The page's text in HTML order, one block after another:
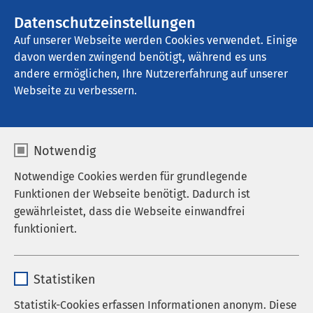
Datenschutzeinstellungen
Auf unserer Webseite werden Cookies verwendet. Einige
davon werden zwingend benötigt, während es uns
andere ermöglichen, Ihre Nutzererfahrung auf unserer
Webseite zu verbessern.
Notwendig
Notwendige Cookies werden für grundlegende
Funktionen der Webseite benötigt. Dadurch ist
gewährleistet, dass die Webseite einwandfrei
funktioniert.
Anbieter sgalinski
Statistiken
Statistik-Cookies erfassen Informationen anonym. Diese
AMEOS Klinikum Fehmarn